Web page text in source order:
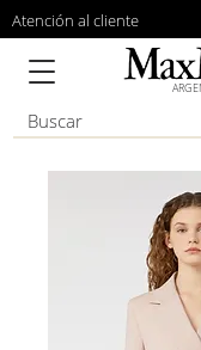
Atención al cliente